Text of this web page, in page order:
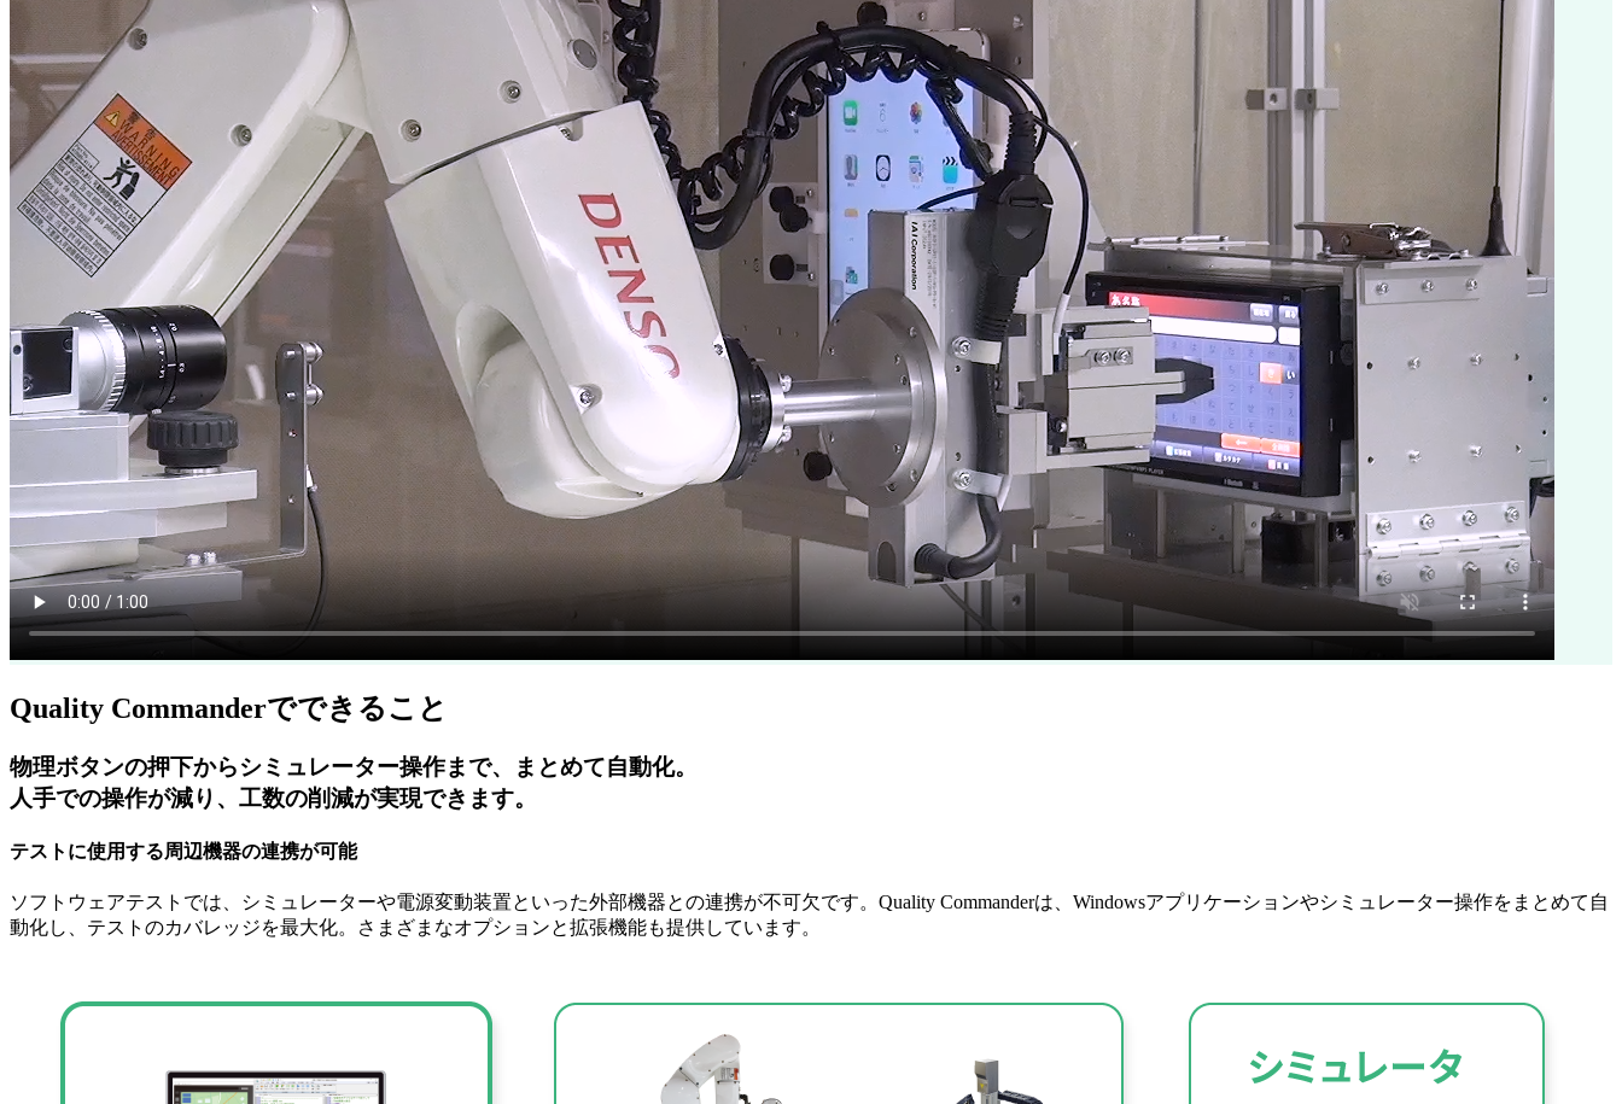
Quality Commanderでできること
物理ボタンの押下からシミュレーター操作まで、
まとめて自動化。
人手での操作が減り、 工数の削減が実現できます。
テストに使用する周辺機器の連携が可能
ソフトウェアテストでは、シミュレーターや電源変動装置といった外部機器との連携が不可欠です。Quality Commanderは、Windowsアプリケーションやシミュレーター操作をまとめて自
動化し、テストのカバレッジを最大化。さまざまなオプションと拡張機能も提供しています。